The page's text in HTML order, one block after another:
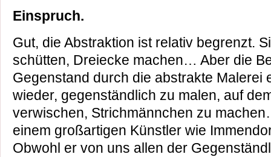
Einspruch.
Gut, die Abstraktion ist relativ begrenzt.
schütten, Dreiecke machen… Aber die
Gegenstand durch die abstrakte Malerei
wieder, gegenständlich zu malen, auf
verwischen, Strichmännchen zu
einem großartigen Künstler wie
Obwohl er von uns allen der